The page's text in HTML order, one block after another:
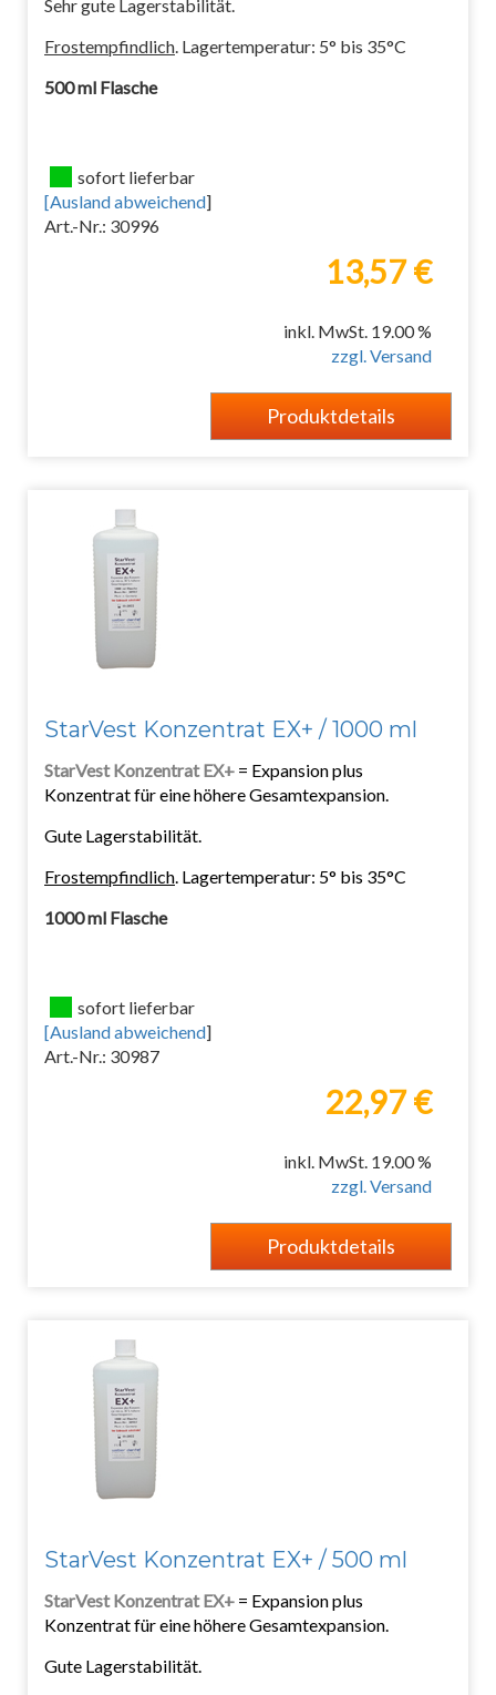
Sehr gute Lagerstabilität.
Frostempfindlich. Lagertemperatur: 5° bis 35°C
500 ml Flasche
sofort lieferbar
[Ausland abweichend]
Art.-Nr.: 30996
13,57 €
inkl. MwSt. 19.00 %
zzgl. Versand
Produktdetails
StarVest Konzentrat EX+ / 1000 ml
StarVest Konzentrat EX+ = Expansion plus
Konzentrat für eine höhere Gesamtexpansion.
Gute Lagerstabilität.
Frostempfindlich. Lagertemperatur: 5° bis 35°C
1000 ml Flasche
sofort lieferbar
[Ausland abweichend]
Art.-Nr.: 30987
22,97 €
inkl. MwSt. 19.00 %
zzgl. Versand
Produktdetails
StarVest Konzentrat EX+ / 500 ml
StarVest Konzentrat EX+ = Expansion plus
Konzentrat für eine höhere Gesamtexpansion.
Gute Lagerstabilität.